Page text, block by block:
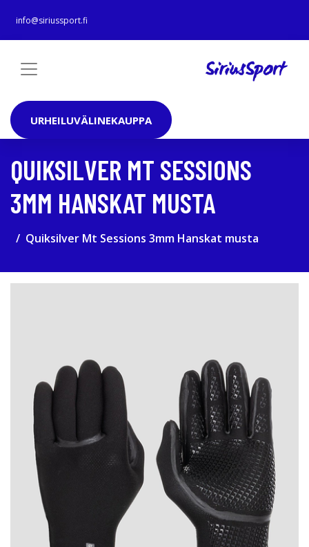
info@siriussport.fi
URHEILUVÄLINEKAUPPA
QUIKSILVER MT SESSIONS
3MM HANSKAT MUSTA
Quiksilver Mt Sessions 3mm Hanskat musta